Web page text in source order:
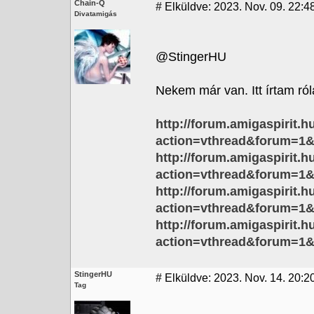
Chain-Q
Divatamigás
# Elküldve: 2023. Nov. 09.
@StingerHU
Nekem már van. Itt írtam
http://
http://
http://
http://
StingerHU
Tag
# Elküldve: 2023. Nov. 14.